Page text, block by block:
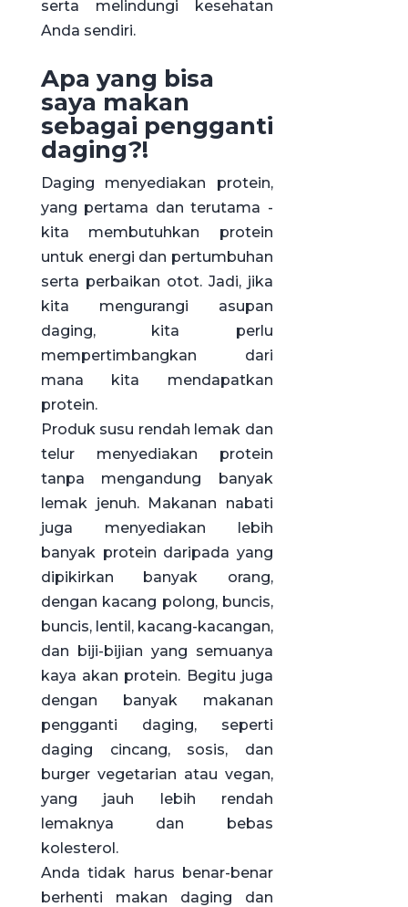
serta melindungi kesehatan
Anda sendiri.
Apa yang bisa
saya makan
sebagai pengganti
daging?!
Daging menyediakan protein,
yang pertama dan terutama -
kita membutuhkan protein
untuk energi dan pertumbuhan
serta perbaikan otot. Jadi, jika
kita mengurangi asupan
daging, kita perlu
mempertimbangkan dari
mana kita mendapatkan
protein.
Produk susu rendah lemak dan
telur menyediakan protein
tanpa mengandung banyak
lemak jenuh. Makanan nabati
juga menyediakan lebih
banyak protein daripada yang
dipikirkan banyak orang,
dengan kacang polong, buncis,
buncis, lentil, kacang-kacangan,
dan biji-bijian yang semuanya
kaya akan protein. Begitu juga
dengan banyak makanan
pengganti daging, seperti
daging cincang, sosis, dan
burger vegetarian atau vegan,
yang jauh lebih rendah
lemaknya dan bebas
kolesterol.
Anda tidak harus benar-benar
berhenti makan daging dan